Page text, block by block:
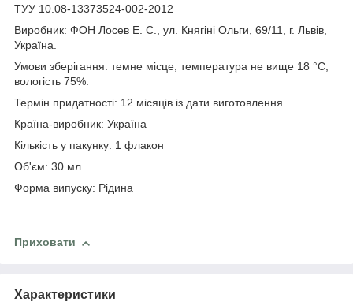
ТУУ 10.08-13373524-002-2012
Виробник: ФОН Лосев Е. С., ул. Княгіні Ольги, 69/11, г. Львів,
Україна.
Умови зберігання: темне місце, температура не вище 18 °C,
вологість 75%.
Термін придатності: 12 місяців із дати виготовлення.
Країна-виробник: Україна
Кількість у пакунку: 1 флакон
Об'єм: 30 мл
Форма випуску: Рідина
Приховати
Характеристики